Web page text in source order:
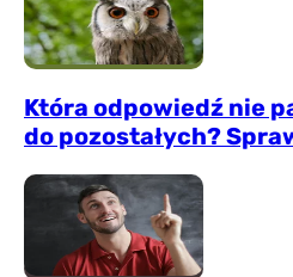
Która odpowiedź nie
do pozostałych?